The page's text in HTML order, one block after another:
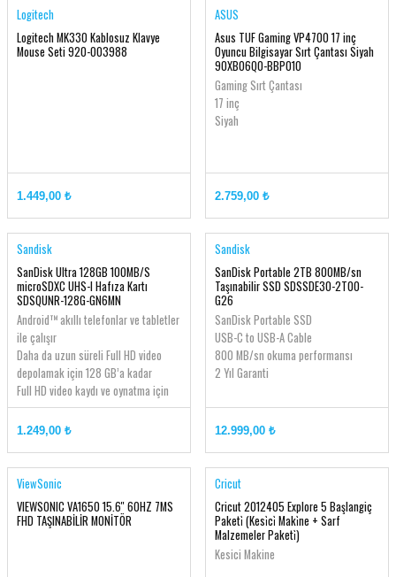
Logitech
Logitech MK330 Kablosuz Klavye
Mouse Seti 920-003988
1.449,00 ₺
ASUS
Asus TUF Gaming VP4700 17 inç
Oyuncu Bilgisayar Sırt Çantası Siyah
90XB06Q0-BBP010
Gaming Sırt Çantası
17 inç
Siyah
2.759,00 ₺
Sandisk
SanDisk Ultra 128GB 100MB/S
microSDXC UHS-I Hafıza Kartı
SDSQUNR-128G-GN6MN
Android™ akıllı telefonlar ve tabletler
ile çalışır
Daha da uzun süreli Full HD video
depolamak için 128 GB’a kadar
Full HD video kaydı ve oynatma için
Sınıf 10
Kolay dosya yönetimi için SanDisk®
1.249,00 ₺
Sandisk
SanDisk Portable 2TB 800MB/sn
Taşınabilir SSD SDSSDE30-2T00-
G26
SanDisk Portable SSD
USB-C to USB-A Cable
800 MB/sn okuma performansı
2 Yıl Garanti
12.999,00 ₺
ViewSonic
VIEWSONIC VA1650 15.6'' 60HZ 7MS
FHD TAŞINABİLİR MONİTÖR
Cricut
Cricut 2012405 Explore 5 Başlangiç
Paketi̇ (Kesi̇ci̇ Maki̇ne + Sarf
Malzemeler Paketi̇)
Kesici Makine